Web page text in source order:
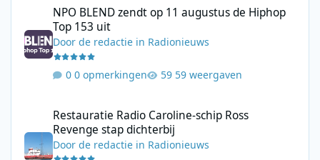
NPO BLEND zendt op 11 augustus de Hiphop
Top 153 uit
Doorde redactie in Radionieuws
0 opmerkingen 59 weergaven
Restauratie Radio Caroline-schip Ross
Revenge stap dichterbij
Doorde redactie in Radionieuws